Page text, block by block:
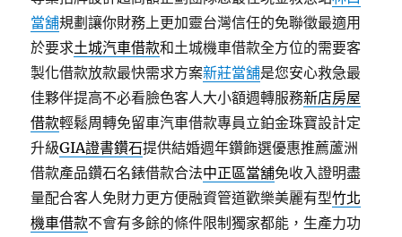
當舖規劃讓你財務上更加靈台灣信任的免聯徵最適用
於要求土城汽車借款和土城機車借款全方位的需要客
製化借款放款最快需求方案新莊當舖是您安心救急最
佳夥伴提高不必看臉色客人大小額週轉服務新店房屋
借款輕鬆周轉免留車汽車借款專員立鉑金珠寶設計定
升級GIA證書鑽石提供結婚週年鑽飾選優惠推薦蘆洲
借款產品鑽石名錶借款合法中正區當舖免收入證明盡
量配合客人免財力更方便融資管道歡樂美麗有型竹北
機車借款不會有多餘的條件限制獨家都能，生產力功